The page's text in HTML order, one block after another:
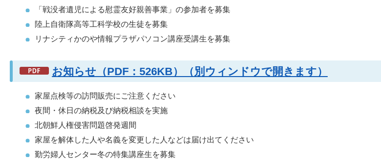
「戦没者遺児による慰霊友好親善事業」の参加者を募集
陸上自衛隊高等工科学校の生徒を募集
リナシティかのや情報プラザパソコン講座受講生を募集
お知らせ（PDF：526KB）（別ウィンドウで開きます）
家屋点検等の訪問販売にご注意ください
夜間・休日の納税及び納税相談を実施
北朝鮮人権侵害問題啓発週間
家屋を解体した人や名義を変更した人などは届け出てください
勤労婦人センター冬の特集講座生を募集